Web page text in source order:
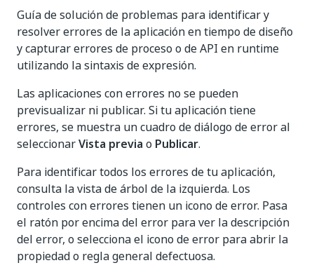
Guía de solución de problemas para identificar y
resolver errores de la aplicación en tiempo de diseño
y capturar errores de proceso o de API en runtime
utilizando la sintaxis de expresión.
Las aplicaciones con errores no se pueden
previsualizar ni publicar. Si tu aplicación tiene
errores, se muestra un cuadro de diálogo de error al
seleccionarVista previa o Publicar.
Para identificar todos los errores de tu aplicación,
consulta la vista de árbol de la izquierda. Los
controles con errores tienen un icono de error. Pasa
el ratón por encima del error para ver la descripción
del error, o selecciona el icono de error para abrir la
propiedad o regla general defectuosa.